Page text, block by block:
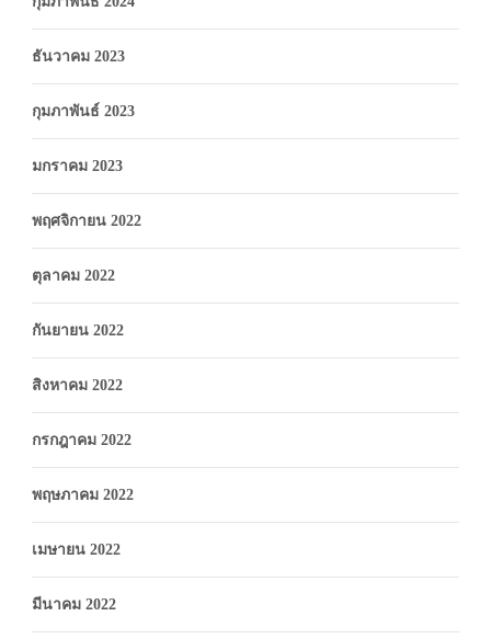
ธันวาคม 2023
กุมภาพันธ์ 2023
มกราคม 2023
พฤศจิกายน 2022
ตุลาคม 2022
กันยายน 2022
สิงหาคม 2022
กรกฎาคม 2022
พฤษภาคม 2022
เมษายน 2022
มีนาคม 2022